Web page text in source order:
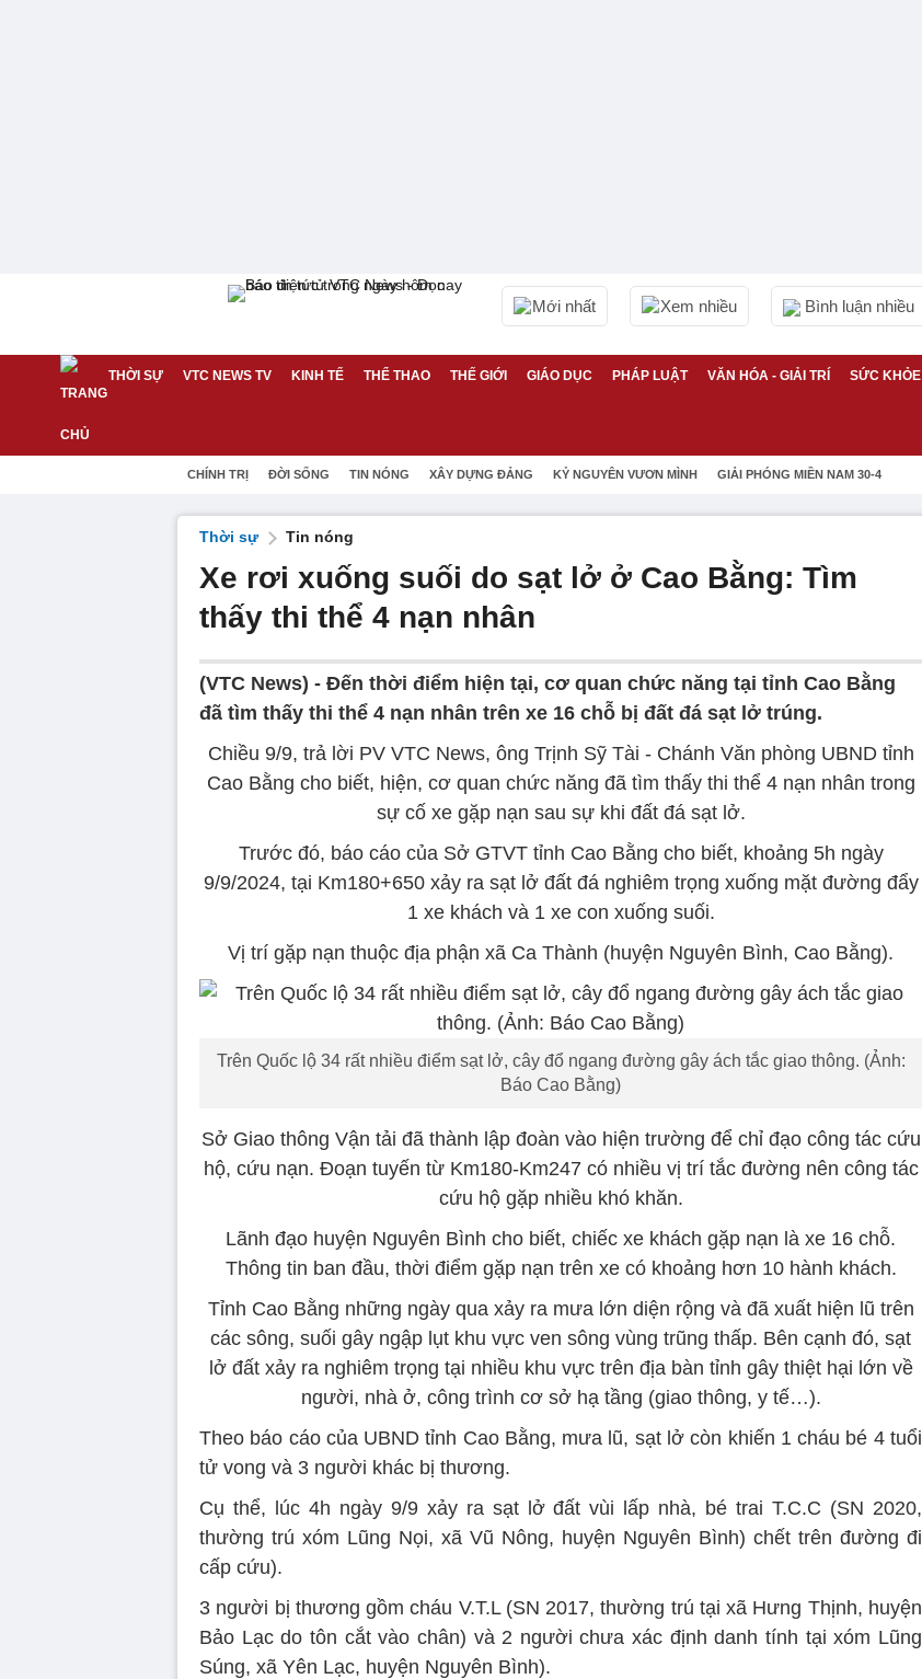
Mới nhất Xem nhiều Bình luận nhiều
THỜI SỰ VTC NEWS TV KINH TẾ THỂ THAO THẾ GIỚI GIÁO DỤC PHÁP LUẬT VĂN HÓA - GIẢI TRÍ SỨC KHỎE
CHÍNH TRỊ ĐỜI SỐNG TIN NÓNG XÂY DỰNG ĐẢNG KỶ NGUYÊN VƯƠN MÌNH GIẢI PHÓNG MIỀN NAM 30-4
Thời sự Tin nóng
Xe rơi xuống suối do sạt lở ở Cao Bằng: Tìm
thấy thi thể 4 nạn nhân
(VTC News) - Đến thời điểm hiện tại, cơ quan chức năng tại tỉnh Cao Bằng
đã tìm thấy thi thể 4 nạn nhân trên xe 16 chỗ bị đất đá sạt lở trúng.
Chiều 9/9, trả lời PV VTC News, ông Trịnh Sỹ Tài - Chánh Văn phòng UBND tỉnh
Cao Bằng cho biết, hiện, cơ quan chức năng đã tìm thấy thi thể 4 nạn nhân trong
sự cố xe gặp nạn sau sự khi đất đá sạt lở.
Trước đó, báo cáo của Sở GTVT tỉnh Cao Bằng cho biết, khoảng 5h ngày
9/9/2024, tại Km180+650 xảy ra sạt lở đất đá nghiêm trọng xuống mặt đường đẩy
1 xe khách và 1 xe con xuống suối.
Vị trí gặp nạn thuộc địa phận xã Ca Thành (huyện Nguyên Bình, Cao Bằng).
Trên Quốc lộ 34 rất nhiều điểm sạt lở, cây đổ ngang đường gây ách tắc giao thông. (Ảnh:
Báo Cao Bằng)
Sở Giao thông Vận tải đã thành lập đoàn vào hiện trường để chỉ đạo công tác cứu
hộ, cứu nạn. Đoạn tuyến từ Km180-Km247 có nhiều vị trí tắc đường nên công tác
cứu hộ gặp nhiều khó khăn.
Lãnh đạo huyện Nguyên Bình cho biết, chiếc xe khách gặp nạn là xe 16 chỗ.
Thông tin ban đầu, thời điểm gặp nạn trên xe có khoảng hơn 10 hành khách.
Tỉnh Cao Bằng những ngày qua xảy ra mưa lớn diện rộng và đã xuất hiện lũ trên
các sông, suối gây ngập lụt khu vực ven sông vùng trũng thấp. Bên cạnh đó, sạt
lở đất xảy ra nghiêm trọng tại nhiều khu vực trên địa bàn tỉnh gây thiệt hại lớn về
người, nhà ở, công trình cơ sở hạ tầng (giao thông, y tế…).
Theo báo cáo của UBND tỉnh Cao Bằng, mưa lũ, sạt lở còn khiến 1 cháu bé 4 tuổi
tử vong và 3 người khác bị thương.
Cụ thể, lúc 4h ngày 9/9 xảy ra sạt lở đất vùi lấp nhà, bé trai T.C.C (SN 2020,
thường trú xóm Lũng Nọi, xã Vũ Nông, huyện Nguyên Bình) chết trên đường đi
cấp cứu).
3 người bị thương gồm cháu V.T.L (SN 2017, thường trú tại xã Hưng Thịnh, huyện
Bảo Lạc do tôn cắt vào chân) và 2 người chưa xác định danh tính tại xóm Lũng
Súng, xã Yên Lạc, huyện Nguyên Bình).